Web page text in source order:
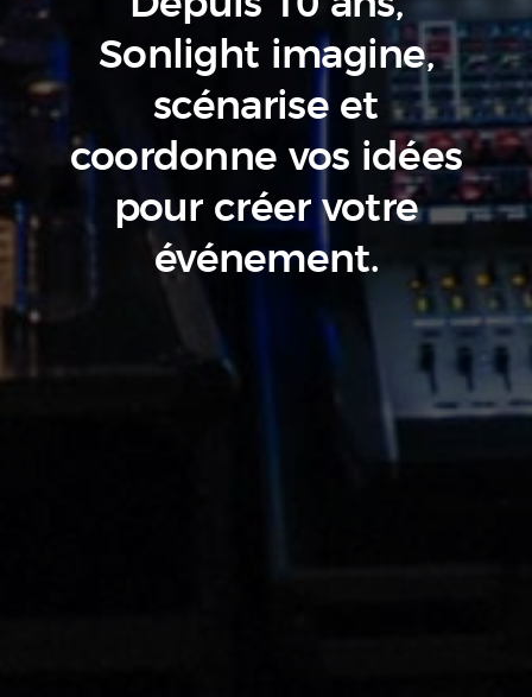
Sonlight imagine,
scénariseet
coordonne vos idées
pour créer votre
événement.